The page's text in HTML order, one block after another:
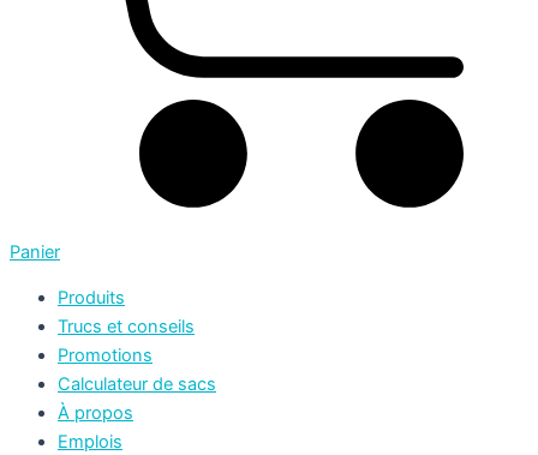
Panier
Produits
Trucs et conseils
Promotions
Calculateur de sacs
À propos
Emplois